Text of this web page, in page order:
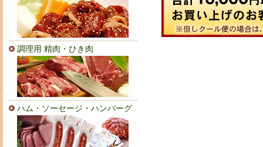
調理用 精肉・ひき肉
ハム・ソーセージ・ハンバーグ